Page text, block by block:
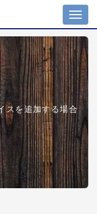
スを追加する場合